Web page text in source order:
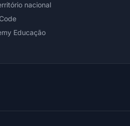
nacional
Educação